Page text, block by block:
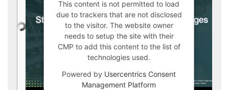
This content is not permitted to load
due to trackers that are not disclosed
to the visitor. The website owner
needs to setup the site with their
CMP to add this content to the list of
technologies used.
Powered by Usercentrics Consent
Management Platform